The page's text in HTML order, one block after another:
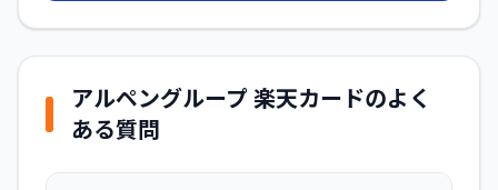
アルペングループ 楽天カードのよく
ある質問